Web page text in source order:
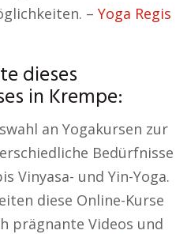
– Yoga Regis
dieses
in Krempe:
an Yogakursen zur
Bedürfnisse
Vinyasa- und Yin-Yoga.
diese Online-Kurse
prägnante Videos und